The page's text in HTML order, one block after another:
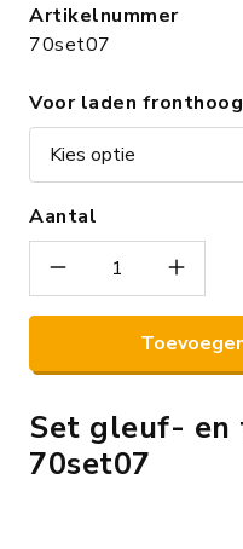
Artikelnummer
70set07
Voor laden
Aantal
Set gleuf- en
70set07